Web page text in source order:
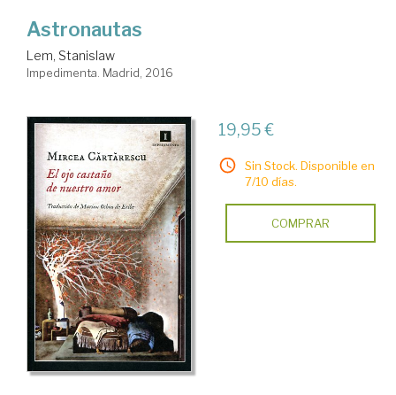
Astronautas
Lem, Stanislaw
Impedimenta. Madrid, 2016
19,95 €
Sin Stock. Disponible en
7/10 días.
COMPRAR